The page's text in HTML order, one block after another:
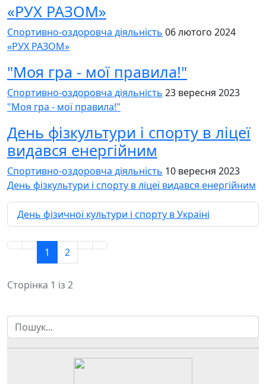
«РУХ РАЗОМ»
Спортивно-оздоровча діяльність 06 лютого 2024
«РУХ РАЗОМ»
"Моя гра - мої правила!"
Спортивно-оздоровча діяльність 23 вересня 2023
"Моя гра - мої правила!"
День фізкультури і спорту в ліцеї
видався енергійним
Спортивно-оздоровча діяльність 10 вересня 2023
День фізкультури і спорту в ліцеї видався енергійним
День фізичної культури і спорту в Україні
1 2
Сторінка 1 із 2
Пошук